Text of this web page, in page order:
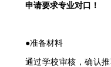
申请要求专业对口！
●准备材料
通过学校审核，确认